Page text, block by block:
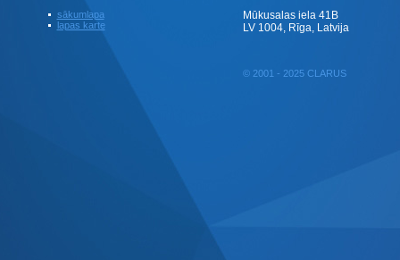
sākumlapa
lapas karte
Mūkusalas iela 41B
LV 1004, Rīga, Latvija
© 2001 - 2025 CLARUS